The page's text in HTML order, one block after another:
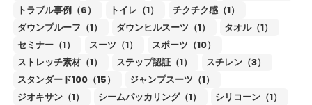
トラブル事例（6）
トイレ（1）
チクチク感（1）
ダウンプルーフ（1）
ダウンヒルスーツ（1）
タオル（1）
セミナー（1）
スーツ（1）
スポーツ（10）
ストレッチ素材（1）
ステップ認証（1）
スチレン（3）
スタンダード100（15）
ジャンプスーツ（1）
ジオキサン（1）
シームパッカリング（1）
シリコーン（1）